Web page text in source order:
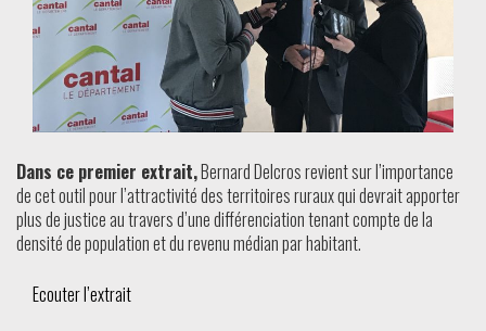
Dans ce premier extrait,Bernard Delcros revient sur l’importance
de cet outil pour l’attractivité des territoires ruraux qui devrait apporter
plus de justice au travers d’une différenciation tenant compte de la
densité de population et du revenu médian par habitant.
Ecouter l’extrait